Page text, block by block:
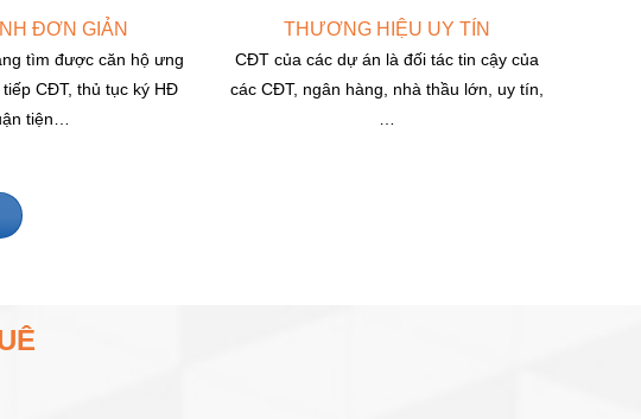
ĐƠN GIẢN
tìm được căn hộ ưng
CĐT, thủ tục ký HĐ
tiện…
THƯƠNG HIỆU UY TÍN
CĐT của các dự án là đối tác tin cậy của
các CĐT, ngân hàng, nhà thầu lớn, uy tín,